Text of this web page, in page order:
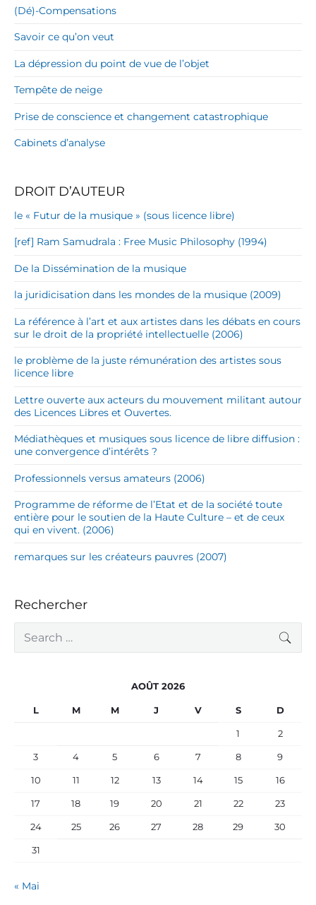
(Dé)-Compensations
Savoir ce qu’on veut
La dépression du point de vue de l’objet
Tempête de neige
Prise de conscience et changement catastrophique
Cabinets d’analyse
DROIT D’AUTEUR
le « Futur de la musique » (sous licence libre)
[ref] Ram Samudrala : Free Music Philosophy (1994)
De la Dissémination de la musique
la juridicisation dans les mondes de la musique (2009)
La référence à l’art et aux artistes dans les débats en cours
sur le droit de la propriété intellectuelle (2006)
le problème de la juste rémunération des artistes sous
licence libre
Lettre ouverte aux acteurs du mouvement militant autour
des Licences Libres et Ouvertes.
Médiathèques et musiques sous licence de libre diffusion :
une convergence d’intérêts ?
Professionnels versus amateurs (2006)
Programme de réforme de l’Etat et de la société toute
entière pour le soutien de la Haute Culture – et de ceux
qui en vivent. (2006)
remarques sur les créateurs pauvres (2007)
Rechercher
a
AOÛT 2026
L M M J V S D
1 2
3 4 5 6 7 8 9
10 11 12 13 14 15 16
17 18 19 20 21 22 23
24 25 26 27 28 29 30
31
« Mai